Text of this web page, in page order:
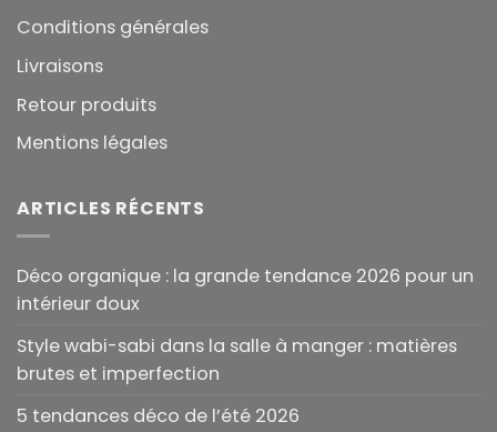
Conditions générales
Livraisons
Retour produits
Mentions légales
ARTICLES RÉCENTS
Déco organique : la grande tendance 2026 pour un
intérieur doux
Style wabi-sabi dans la salle à manger : matières
brutes et imperfection
5 tendances déco de l’été 2026